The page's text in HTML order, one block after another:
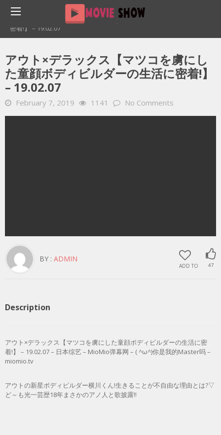
Home
YOUTUBE 動画 毎日
アウト×デラックス【マツコを虜にした童顔ボディビルダーの生活に
密着!】 – 19.02.07
アウト×デラックス【マツコを虜にし
た童顔ボディビルダーの生活に密着!】
– 19.02.07
February 7, 2019 1141 No Comments
ADD TO 47
BY : ADMIN
Description
アウト×デラックス【マツコを虜にした童顔ボディビルダーの生活に密
着!】 – 19.02.07 – 日本综艺 – MioMio弹幕网 – ( ^ω^)你是我的Master吗 –
miomio.tv
アウトの新星ボディビルダー横川くん!生きることが不自由な理由とは?▽
ど～も光一芸歴18年まさかのアノ人と歌披露!!